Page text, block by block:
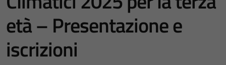
età – Presentazione e
iscrizioni